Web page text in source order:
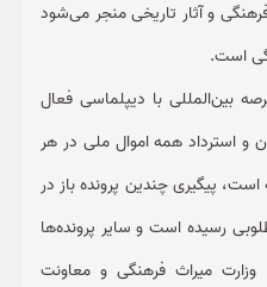
و آثار تاریخی منجر می‌شود
است.
بین‌المللی با دیپلماسی فعال
و استرداد همه اموال ملی در هر
پیگیری چندین پرونده باز در
رسیده است و سایر پرونده‌ها
وزارت میراث فرهنگی و معاونت